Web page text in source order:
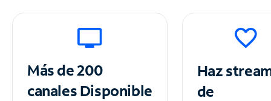
Más de 200
canalesDisponible
Haz
de